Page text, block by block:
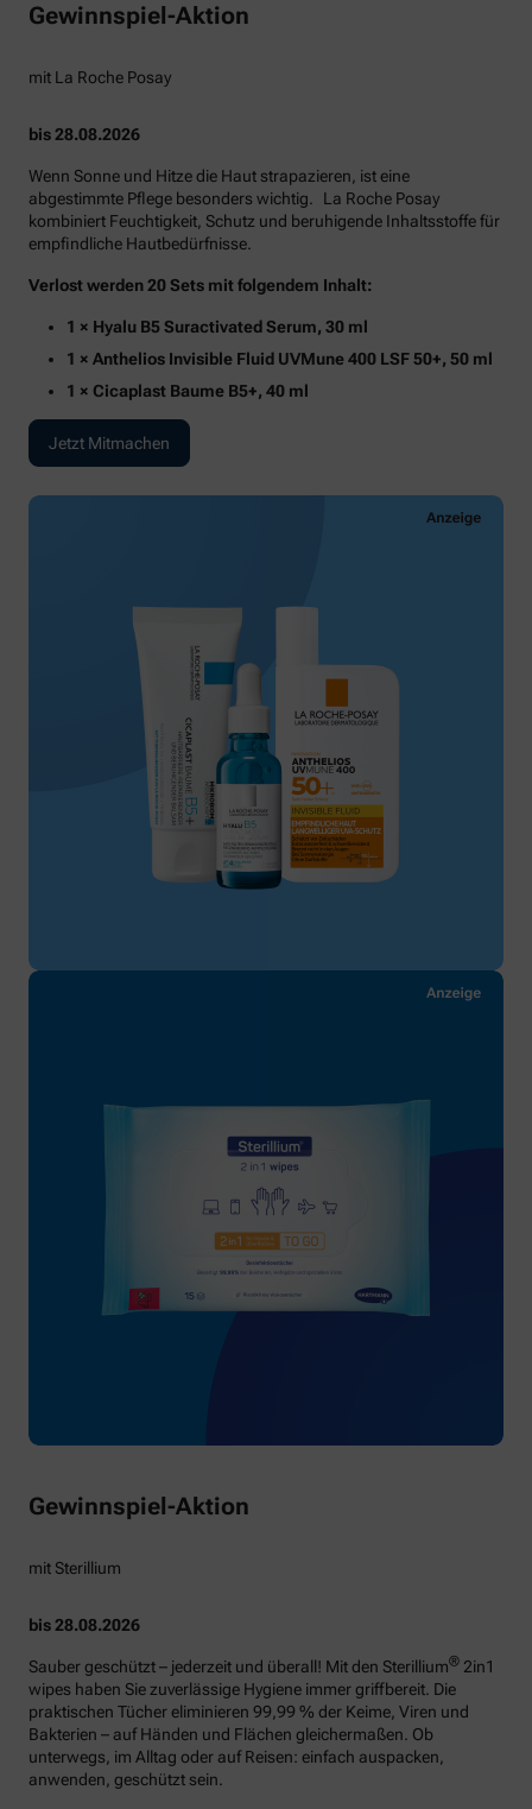
Gewinnspiel-Aktion
mit La Roche Posay
bis 28.08.2026
Wenn Sonne und Hitze die Haut strapazieren, ist eine
abgestimmte Pflege besonders wichtig. La Roche Posay
kombiniert Feuchtigkeit, Schutz und beruhigende Inhaltsstoffe für
empfindliche Hautbedürfnisse.
Verlost werden 20 Sets mit folgendem Inhalt:
1 × Hyalu B5 Suractivated Serum, 30 ml
1 × Anthelios Invisible Fluid UVMune 400 LSF 50+, 50 ml
1 × Cicaplast Baume B5+, 40 ml
Jetzt Mitmachen
Gewinnspiel-Aktion
mit Sterillium
bis 28.08.2026
Sauber geschützt – jederzeit und überall! Mit den Sterillium® 2in1
wipes haben Sie zuverlässige Hygiene immer griffbereit. Die
praktischen Tücher eliminieren 99,99 % der Keime, Viren und
Bakterien – auf Händen und Flächen gleichermaßen. Ob
unterwegs, im Alltag oder auf Reisen: einfach auspacken,
anwenden, geschützt sein.